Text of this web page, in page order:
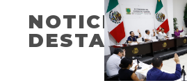
NOTICIAS
DESTACADAS